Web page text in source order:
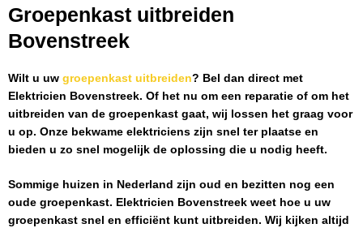
Groepenkast uitbreiden
Bovenstreek
Wilt u uw groepenkast uitbreiden? Bel dan direct met
Elektricien Bovenstreek. Of het nu om een reparatie of om het
uitbreiden van de groepenkast gaat, wij lossen het graag voor
u op. Onze bekwame elektriciens zijn snel ter plaatse en
bieden u zo snel mogelijk de oplossing die u nodig heeft.
Sommige huizen in Nederland zijn oud en bezitten nog een
oude groepenkast. Elektricien Bovenstreek weet hoe u uw
groepenkast snel en efficiënt kunt uitbreiden. Wij kijken altijd